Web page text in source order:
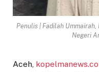
Penulis | Fadilah
Negeri
Aceh,